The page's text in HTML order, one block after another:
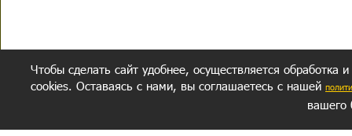
Чтобы сделать сайт удобнее, осуществляется обработка
cookies. Оставаясь с нами, вы соглашаетесь с нашей
вашего